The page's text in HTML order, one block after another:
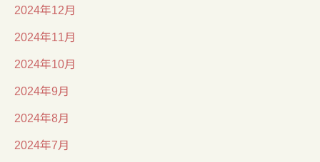
2024年12月
2024年11月
2024年10月
2024年9月
2024年8月
2024年7月